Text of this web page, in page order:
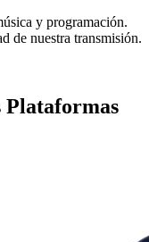
y programación.
de nuestra transmisión.
Plataformas